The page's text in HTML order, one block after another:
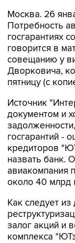
Москва. 26
Потребность
госгарантиях
говорится в
совещанию у
Дворковича,
пятницу (с
Источник
документом и
госгарантий -
кредиторов
назвать банк.
авиакомпания
около 40 млрд
Как следует
залог акций и
комплекса